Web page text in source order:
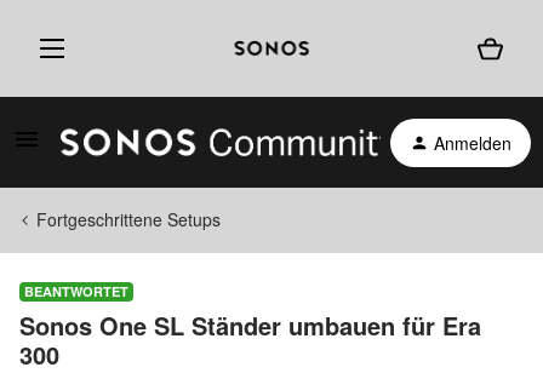
Anmelden
Fortgeschrittene Setups
BEANTWORTET
Sonos One SL Ständer umbauen für Era
300